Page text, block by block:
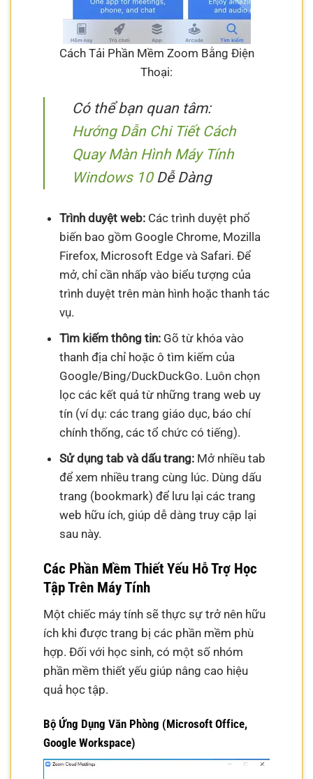
Cách Tải Phần Mềm Zoom Bằng Điện
Thoại:
Có thể bạn quan tâm:
Hướng Dẫn Chi Tiết Cách
Quay Màn Hình Máy Tính
Windows 10Dễ Dàng
Trình duyệt web:Các trình duyệt phổ
biến bao gồm Google Chrome, Mozilla
Firefox, Microsoft Edge và Safari. Để
mở, chỉ cần nhấp vào biểu tượng của
trình duyệt trên màn hình hoặc thanh tác
vụ.
Tìm kiếm thông tin:Gõ từ khóa vào
thanh địa chỉ hoặc ô tìm kiếm của
Google/Bing/DuckDuckGo. Luôn chọn
lọc các kết quả từ những trang web uy
tín (ví dụ: các trang giáo dục, báo chí
chính thống, các tổ chức có tiếng).
Sử dụng tab và dấu trang:Mở nhiều tab
để xem nhiều trang cùng lúc. Dùng dấu
trang (bookmark) để lưu lại các trang
web hữu ích, giúp dễ dàng truy cập lại
sau này.
Các Phần Mềm Thiết Yếu Hỗ Trợ Học
Tập Trên Máy Tính
Một chiếc máy tính sẽ thực sự trở nên hữu
ích khi được trang bị các phần mềm phù
hợp. Đối với học sinh, có một số nhóm
phần mềm thiết yếu giúp nâng cao hiệu
quả học tập.
Bộ Ứng Dụng Văn Phòng (Microsoft Office,
Google Workspace)